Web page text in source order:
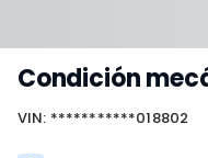
Condición
VIN: ***********018802